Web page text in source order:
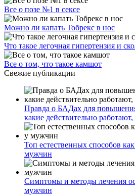
Все о позе №1 в сексе
Можно ли капать Тобрекс в нос
Что такое легочная гипертензия и
Все о том, что такое камшот
Свежие публикации
Правда о БАДах для
какие действительно работают,
Топ естественных способов
мужчин
Симптомы и методы лечения
мужчин